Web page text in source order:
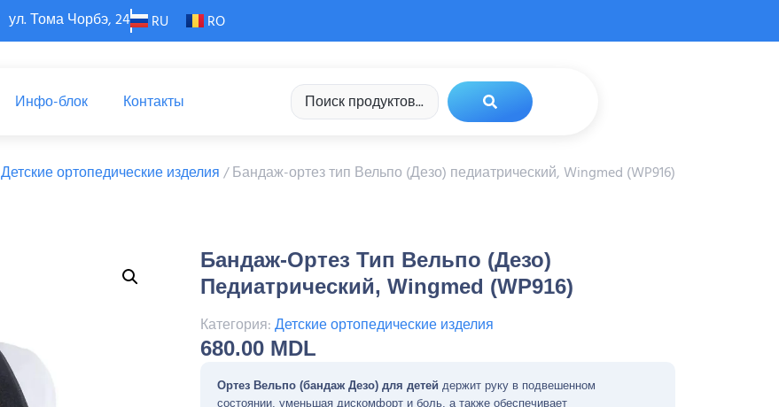
ул. Тома Чорбэ, 24 RU RO
Инфо-блок Контакты
Детские ортопедические изделия/ Бандаж-ортез тип Вельпо (Дезо) педиатрический, Wingmed (WP916)
Бандаж-Ортез Тип Вельпо (Дезо)
Педиатрический, Wingmed (WP916)
Категория:Детские ортопедические изделия
680.00 MDL
Ортез Вельпо (бандаж Дезо) для детей держит руку в подвешенном
состоянии, уменьшая дискомфорт и боль, а также обеспечивает